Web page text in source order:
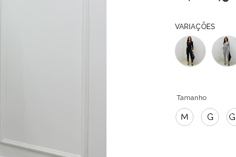
VARIAÇÕES
Tamanho
M G